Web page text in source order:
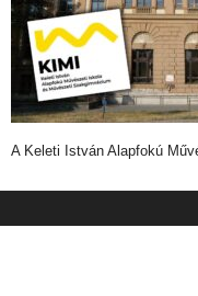
A Keleti István Alapfokú